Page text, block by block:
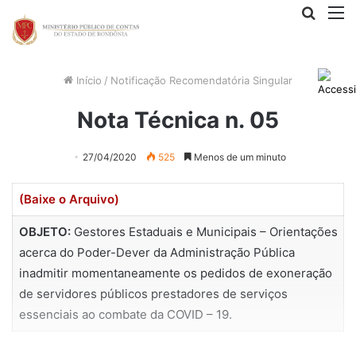
Início / Notificação Recomendatória Singular
Nota Técnica n. 05
27/04/2020 525 Menos de um minuto
(Baixe o Arquivo)
OBJETO:Gestores Estaduais e Municipais – Orientações
acerca do Poder-Dever da Administração Pública
inadmitir momentaneamente os pedidos de exoneração
de servidores públicos prestadores de serviços
essenciais ao combate da COVID – 19.